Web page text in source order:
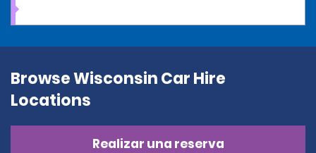
Browse Wisconsin Car Hire
Locations
Realizar una reserva